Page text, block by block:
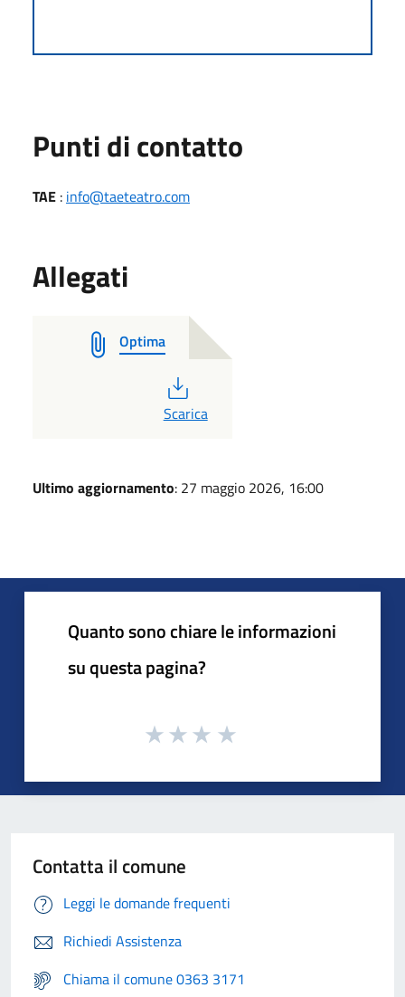
Punti di contatto
TAE : info@taeteatro.com
Allegati
Optima
PDF
Scarica
Ultimo aggiornamento: 27 maggio 2026, 16:00
Quanto sono chiare le informazioni
su questa pagina?
Contatta il comune
Leggi le domande frequenti
Richiedi Assistenza
Chiama il comune 0363 3171